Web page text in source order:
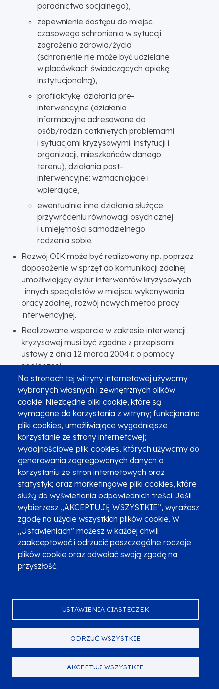
Na stronach tej witryny internetowej używamy
wybranych własnych i zewnętrznych plików
cookie: Niezbędne pliki cookie, które są
wymagane do korzystania z witryny; funkcjonalne
pliki cookies, umożliwiające wygodniejsze
korzystanie ze strony internetowej;
wydajnościowe pliki cookies, których używamy do
generowania zagregowanych danych o
korzystaniu ze stron internetowych oraz
statystyk; oraz marketingowe pliki cookies, które
służą do wyświetlania odpowiednich treści. Jeśli
wybierzesz „AKCEPTUJĘ WSZYSTKIE”, wyrażasz
zgodę na użycie wszystkich plików cookie. W
„Ustawieniach” możesz w każdej chwili
zaakceptować i odrzucić poszczególne rodzaje
plików cookie oraz odwołać swoją zgodę na
przyszłość.
USTAWIENIA CIASTECZEK
ODRZUĆ WSZYSTKIE
AKCEPTUJ WSZYSTKIE
poradnictwa socjalnego),
zapewnienie dostępu do miejsc
czasowego schronienia w sytuacji
zagrożenia zdrowia/życia
(schronienie nie może być udzielane
w placówkach świadczących opiekę
instytucjonalną),
profilaktykę: działania pre-
interwencyjne (działania
informacyjne adresowane do
osób/rodzin dotkniętych problemami
i sytuacjami kryzysowymi, instytucji i
organizacji, mieszkańców danego
terenu), działania post-
interwencyjne: wzmacniające i
wpierające,
ewentualnie inne działania służące
przywróceniu równowagi psychicznej
i umiejętności samodzielnego
radzenia sobie.
Rozwój OIK może być realizowany np. poprzez
doposażenie w sprzęt do komunikacji zdalnej
umożliwiający dyżur interwentów kryzysowych
i innych specjalistów w miejscu wykonywania
pracy zdalnej, rozwój nowych metod pracy
interwencyjnej.
Realizowane wsparcie w zakresie interwencji
kryzysowej musi być zgodne z przepisami
ustawy z dnia 12 marca 2004 r. o pomocy
społecznej.
Poszczególne typy projektów mogą być łączone.
Obligatoryjne jest, aby projekty typu B i C realizowane
były zgodnie z adekwatnymi załącznikami do
Regulaminu naboru (Załącznik nr 11 Model prowadzenie
w Małopolsce placówek wsparcia dziennego dla dzieci,
młodzieży i ich rodzin, Załącznik nr 12 Model Placówek
zapewniających dzienną opiekę w Małopolsce,
Załącznik nr 13 Model prowadzenia centrów wsparcia
opiekunów nieformalnych/faktycznych w Małopolsce),
opracowanymi przez Regionalny Ośrodek Polityki
Społecznej w Krakowie.
Jak się ubiegać
JAKIE DOKUMENTY PRZYGOTOWAĆ
Wniosek o dofinansowanie projektu.
w Podrozdziale 2.3 Regulaminu wyboru projektów.